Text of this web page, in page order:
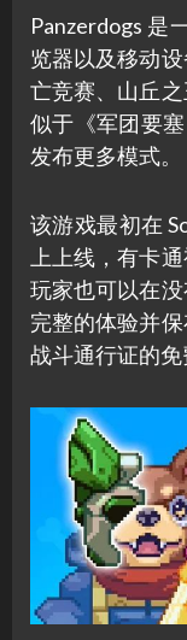
Panzerdogs 是
览器以及移动
亡竞赛、山丘
似于《军团要
发布更多模式。
该游戏最初在
上上线，有卡
玩家也可以在
完整的体验并
战斗通行证的免